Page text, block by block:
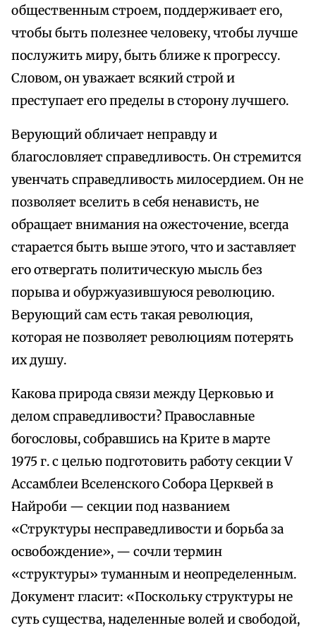
общественным строем, поддерживает его,
чтобы быть полезнее человеку, чтобы лучше
послужить миру, быть ближе к прогрессу.
Словом, он уважает всякий строй и
преступает его пределы в сторону лучшего.
Верующий обличает неправду и
благословляет справедливость. Он стремится
увенчать справедливость милосердием. Он не
позволяет вселить в себя ненависть, не
обращает внимания на ожесточение, всегда
старается быть выше этого, что и заставляет
его отвергать политическую мысль без
порыва и обуржуазившуюся революцию.
Верующий сам есть такая революция,
которая не позволяет революциям потерять
их душу.
Какова природа связи между Церковью и
делом справедливости? Православные
богословы, собравшись на Крите в марте
1975 г. с целью подготовить работу секции V
Ассамблеи Вселенского Собора Церквей в
Найроби — секции под названием
«Структуры несправедливости и борьба за
освобождение», — сочли термин
«структуры» туманным и неопределенным.
Документ гласит: «Поскольку структуры не
суть существа, наделенные волей и свободой,